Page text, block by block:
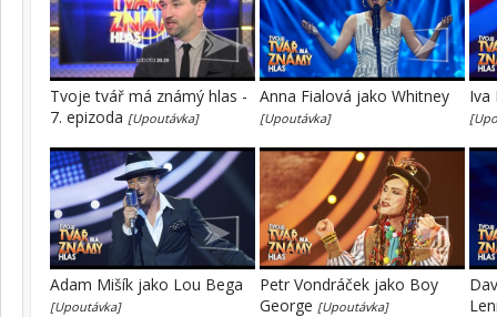
Tvoje tvář má známý hlas -
7. epizoda [Upoutávka]
Anna Fialová jako Whitney
[Upoutávka]
Iva
Adam Mišík jako Lou Bega
[Upoutávka]
Petr Vondráček jako Boy
George [Upoutávka]